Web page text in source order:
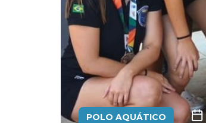
POLO AQUÁTICO